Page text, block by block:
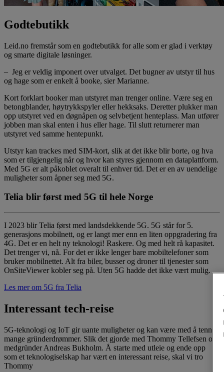
Godtebutikk
Leid.no fremstår som en godtebutikk for alle som er glad i verktøy
og smarte digitale løsninger.
– Jeg er veldig imponert over utvalget. Det bugner av utstyr til hus
og hage som er enkelt å booke, sier Marianne.
Kort forklart booker man utstyret man trenger online. Være seg en
betongblander, høytrykkspyler eller hekksaks. Deretter plukker man
opp utstyret ved en døgnåpen og selvbetjent henteplass. Man utfører
jobben man skal enten i hus eller hage. Til slutt returnerer man
utstyret ved samme hentepunkt.
Utstyr kan trackes med SIM-kort, slik at det ikke blir borte, og hva
som er tilgjengelig når og hvor kan styres gjennom en dataplattform.
Med 5G er alt påkoblet overalt til enhver tid. Det er en av uendelige
muligheter som åpner seg med 5G.
Telia blir først med 5G til hele Norge
I 2023 blir Telia først med landsdekkende 5G. 5G står for 5.
generasjons mobilnett, og er langt mer enn en liten oppgradering fra
4G. Det er en helt ny teknologi! Raskere. Og med helt rå kapasitet.
Det trenger vi, nå. For det er ikke lenger bare mobiltelefoner som
bruker mobilnettet. Alt fra biler, busser og droner til tjenester som
OnSiteViewer kobler seg på. Uten 5G hadde det ikke vært mulig.
Les mer om 5G fra Telia
Interessant tech-reise
5G-teknologi og IoT gir uante muligheter og kan være med å tenne
mange gründerdrømmer. Slik det gjorde med Thommy Tellefsen og
medgründer Andreas Bukholm. Å starte med utleie og ende opp
som et teknologiselskap har vært en interessant reise, skal vi tro
Thommy